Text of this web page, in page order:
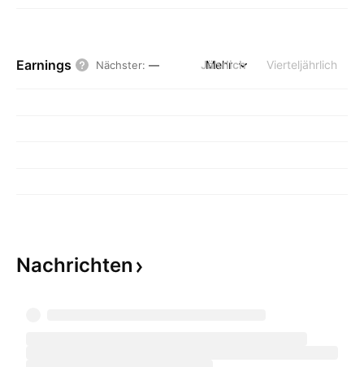
Earnings Nächster: — Jährlich Vierteljährlich
Mehr
Nachrichten